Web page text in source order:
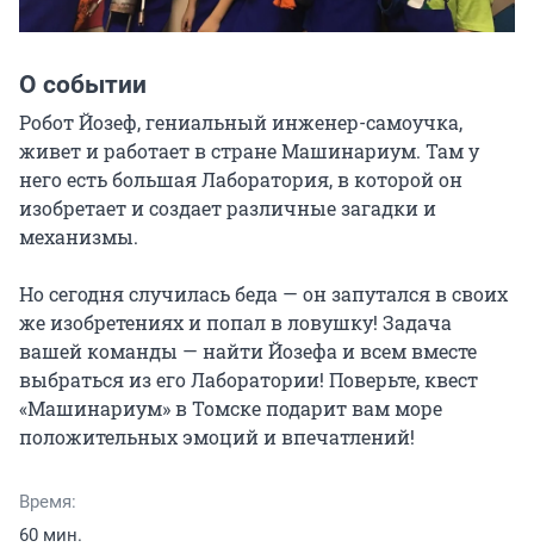
О событии
Робот Йозеф, гениальный инженер-самоучка,
живет и работает в стране Машинариум. Там у
него есть большая Лаборатория, в которой он
изобретает и создает различные загадки и
механизмы.
Но сегодня случилась беда — он запутался в своих
же изобретениях и попал в ловушку! Задача
вашей команды — найти Йозефа и всем вместе
выбраться из его Лаборатории! Поверьте, квест
«Машинариум» в Томске подарит вам море
положительных эмоций и впечатлений!
Время:
60 мин.